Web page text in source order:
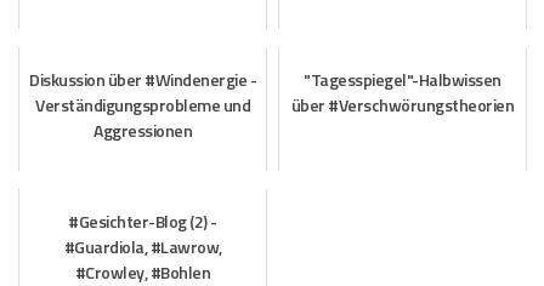
Diskussion über #Windenergie -
Verständigungsprobleme und
Aggressionen
"Tagesspiegel"-Halbwissen
über #Verschwörungstheorien
#Gesichter-Blog (2) -
#Guardiola, #Lawrow,
#Crowley, #Bohlen